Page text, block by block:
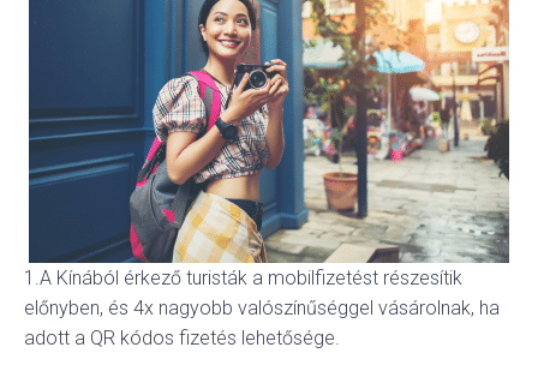
1.A Kínából érkező turisták a mobilfizetést részesítik
előnyben, és 4x nagyobb valószínűséggel vásárolnak, ha
adott a QR kódos fizetés lehetősége.